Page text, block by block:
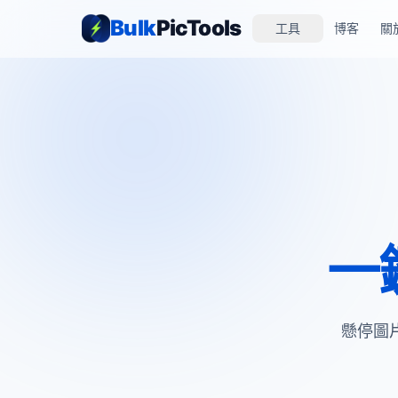
BulkPicTools 工具 博客 關
一
懸停圖